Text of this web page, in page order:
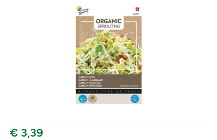
€ 3,39